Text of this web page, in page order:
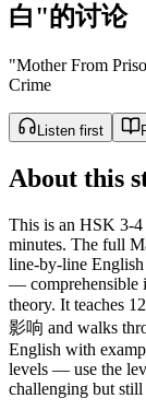
白"的讨论
"Mother From
Crime
Listen first
About this
This is an HSK 3-4
minutes. The full
line-by-line English
— comprehensible
theory. It teaches
影响 and walks
English with
levels — use the
challenging but